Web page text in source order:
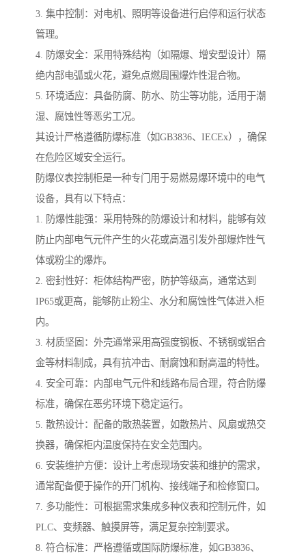
3. 集中控制：对电机、照明等设备进行启停和运行状态
管理。
4. 防爆安全：采用特殊结构（如隔爆、增安型设计）隔
绝内部电弧或火花，避免点燃周围爆炸性混合物。
5. 环境适应：具备防腐、防水、防尘等功能，适用于潮
湿、腐蚀性等恶劣工况。
其设计严格遵循防爆标准（如GB3836、IECEx），确保
在危险区域安全运行。
防爆仪表控制柜是一种专门用于易燃易爆环境中的电气
设备，具有以下特点：
1. 防爆性能强：采用特殊的防爆设计和材料，能够有效
防止内部电气元件产生的火花或高温引发外部爆炸性气
体或粉尘的爆炸。
2. 密封性好：柜体结构严密，防护等级高，通常达到
IP65或更高，能够防止粉尘、水分和腐蚀性气体进入柜
内。
3. 材质坚固：外壳通常采用高强度钢板、不锈钢或铝合
金等材料制成，具有抗冲击、耐腐蚀和耐高温的特性。
4. 安全可靠：内部电气元件和线路布局合理，符合防爆
标准，确保在恶劣环境下稳定运行。
5. 散热设计：配备的散热装置，如散热片、风扇或热交
换器，确保柜内温度保持在安全范围内。
6. 安装维护方便：设计上考虑现场安装和维护的需求，
通常配备便于操作的开门机构、接线端子和检修窗口。
7. 多功能性：可根据需求集成多种仪表和控制元件，如
PLC、变频器、触摸屏等，满足复杂控制要求。
8. 符合标准：严格遵循或国际防爆标准，如GB3836、